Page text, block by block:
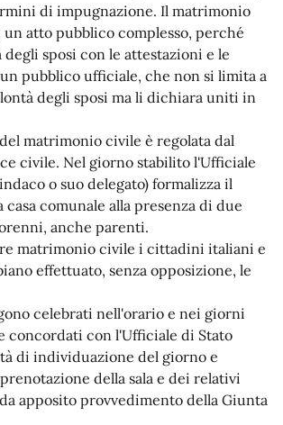
di impugnazione. Il matrimonio
atto pubblico complesso, perché
degli sposi con le attestazioni e le
pubblico ufficiale, che non si limita a
degli sposi ma li dichiara uniti in
matrimonio civile è regolata dal
civile. Nel giorno stabilito l'Ufficiale
o suo delegato) formalizza il
comunale alla presenza di due
anche parenti.
matrimonio civile i cittadini italiani e
effettuato, senza opposizione, le
celebrati nell'orario e nei giorni
concordati con l'Ufficiale di Stato
di individuazione del giorno e
della sala e dei relativi
apposito provvedimento della Giunta